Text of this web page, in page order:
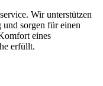
Wir unterstützen
sorgen für einen
eines
erfüllt.